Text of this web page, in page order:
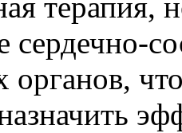
терапия,
сердечно-
органов,